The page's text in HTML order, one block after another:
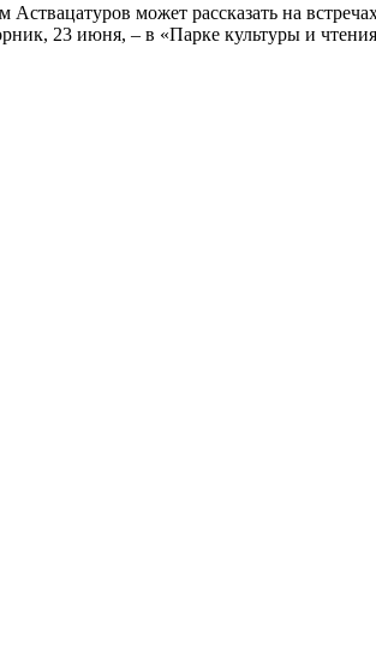
может рассказать на
23 июня, – в «Парке культуры и